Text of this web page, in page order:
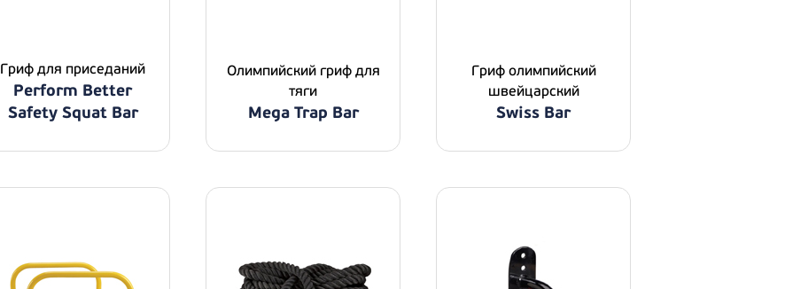
Гриф для приседаний
Perform Better
Safety Squat Bar
Олимпийский гриф для
тяги
Mega Trap Bar
Гриф олимпийский
швейцарский
Swiss Bar